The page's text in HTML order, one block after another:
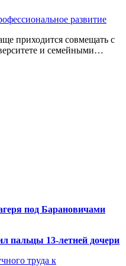
развитие
приходится совмещать с
и семейными…
под Барановичами
пальцы 13-летней дочери
труда к